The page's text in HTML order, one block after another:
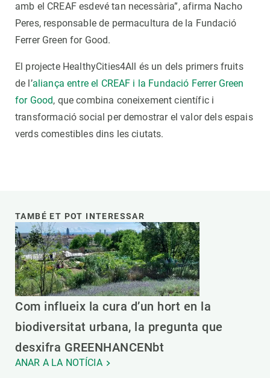
amb el CREAF esdevé tan necessària”, afirma Nacho
Peres, responsable de permacultura de la Fundació
Ferrer Green for Good.
El projecte HealthyCities4All és un dels primers fruits
de l’aliança entre el CREAF i la Fundació Ferrer Green
for Good, que combina coneixement científic i
transformació social per demostrar el valor dels espais
verds comestibles dins les ciutats.
TAMBÉ ET POT INTERESSAR
Com influeix la cura d’un hort en la
biodiversitat urbana, la pregunta que
desxifra GREENHANCENbt
ANAR A LA NOTÍCIA